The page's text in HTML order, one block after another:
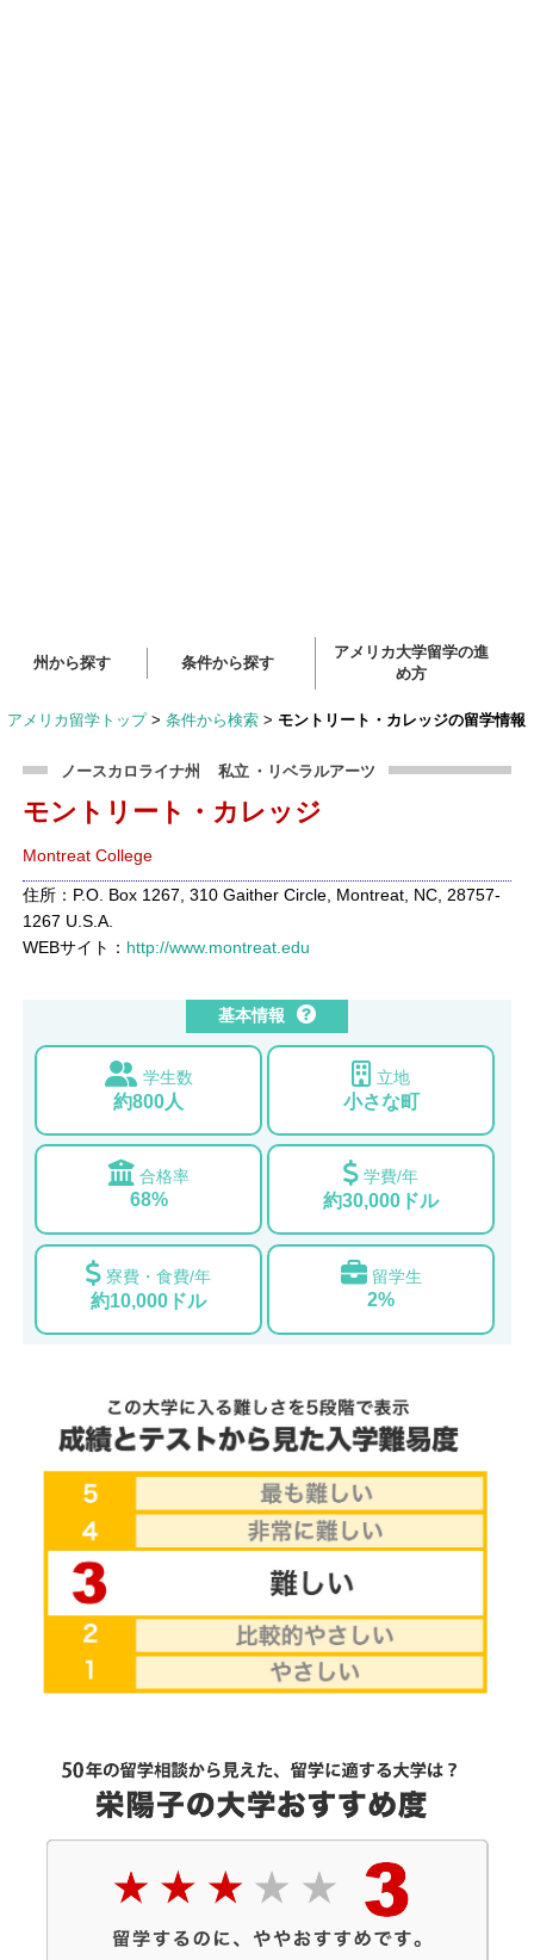
州から探す 条件から探す
アメリカ大学留学の進
め方
アメリカ留学トップ > 条件から検索 > モントリート・カレッジの留学情報
ノースカロライナ州 私立 ・リベラルアーツ
モントリート・カレッジ
Montreat College
住所：P.O. Box 1267, 310 Gaither Circle, Montreat, NC, 28757-
1267 U.S.A.
WEBサイト： http://www.montreat.edu
基本情報
学生数
約800人
立地
小さな町
合格率
68%
学費/年
約30,000ドル
寮費・食費/年
約10,000ドル
留学生
2%